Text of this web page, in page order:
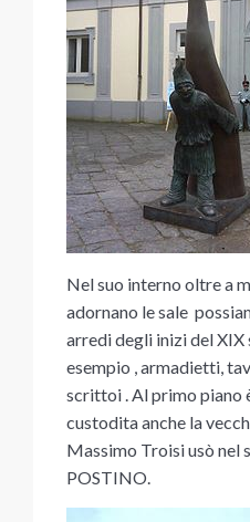
Nel suo interno oltre a
adornano le sale
arredi degli inizi del
esempio , armadietti,
scrittoi . Al primo piano
custodita anche la
Massimo Troisi usò nel
POSTINO.